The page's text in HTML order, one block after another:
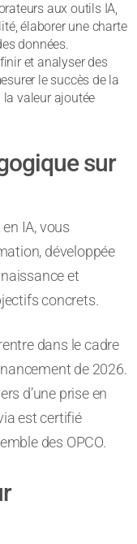
aux outils IA,
élaborer une charte
données.
et analyser des
le succès de la
valeur ajoutée
sur
IA, vous
développée
et
concrets.
dans le cadre
de 2026.
d’une prise en
est certifié
des OPCO.